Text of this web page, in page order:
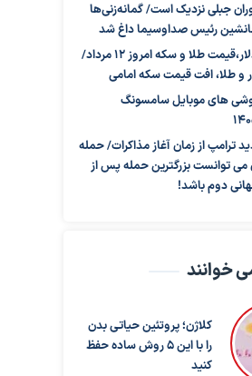
جبلی نزدیک است/ گمانه‌زنی‌ها
رئیس صداوسیما داغ شد
قیمت دلار،قیمت طلا و سکه امروز ۱۲ مرداد/
و طلا، افت قیمت سکه امامی
های موبایل سامسونگ
ترامپ از زمان آغاز مذاکرات/ حمله
می توانست بزرگترین حمله پس از
دوم باشد!
خوانند
کلاژن؛ پروتئین حیاتی بدن
را با این ۵ روش ساده حفظ
کنید